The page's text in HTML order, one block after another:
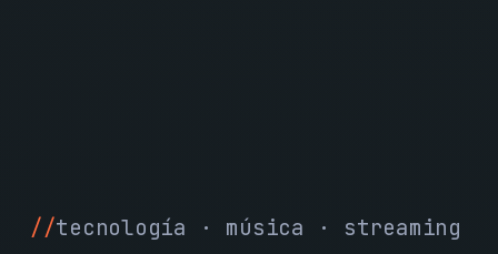
tecnología · música · streaming